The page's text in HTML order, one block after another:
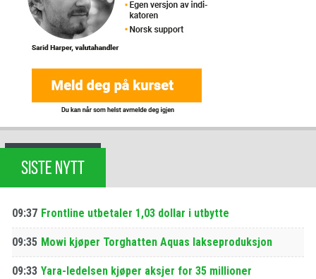
SISTE NYTT
09:37 Frontline utbetaler 1,03 dollar i utbytte
09:35 Mowi kjøper Torghatten Aquas lakseproduksjon
09:33 Yara-ledelsen kjøper aksjer for 35 millioner